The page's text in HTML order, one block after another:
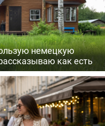
немецкую
как есть